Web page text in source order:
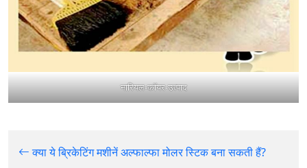
नारियल-कॉयर-उत्पाद
क्या ये ब्रिकेटिंग मशीनें अल्फाल्फा मोलर स्टिक बना सकती हैं?